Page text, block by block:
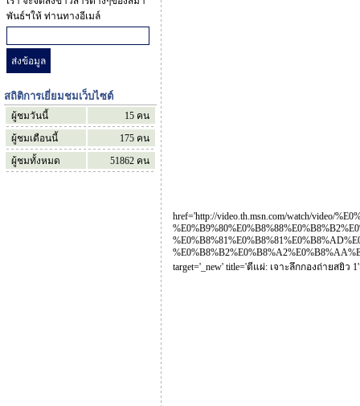
พันธ์ฯให้ ท่านทางอีเมล์
สถิติการเยี่ยมชมเว็บไซต์
ผู้ชมวันนี้ 15 คน
ผู้ชมเดือนนี้
175 คน
ผู้ชมทั้งหมด
51862 คน
href='http://video.th.msn.com/watch/video/
target='_new' title='ตีแผ่: เจาะลึกกองถ่ายสยิว